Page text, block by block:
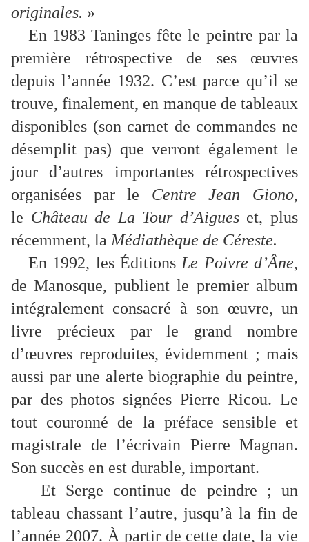
originales. »
En 1983 Taninges fête le peintre par la
première rétrospective de ses œuvres
depuis l’année 1932. C’est parce qu’il se
trouve, finalement, en manque de tableaux
disponibles (son carnet de commandes ne
désemplit pas) que verront également le
jour d’autres importantes rétrospectives
organisées par le Centre Jean Giono,
le Château de La Tour d’Aigueset, plus
récemment, la Médiathèque de Céreste.
En 1992, les Éditions Le Poivre d’Âne,
de Manosque, publient le premier album
intégralement consacré à son œuvre, un
livre précieux par le grand nombre
d’œuvres reproduites, évidemment ; mais
aussi par une alerte biographie du peintre,
par des photos signées Pierre Ricou. Le
tout couronné de la préface sensible et
magistrale de l’écrivain Pierre Magnan.
Son succès en est durable, important.
Et Serge continue de peindre ; un
tableau chassant l’autre, jusqu’à la fin de
l’année 2007. À partir de cette date, la vie